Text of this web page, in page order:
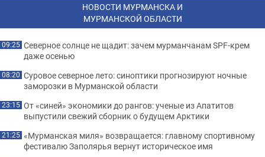
НОВОСТИ МУРМАНСКА И
МУРМАНСКОЙ ОБЛАСТИ
09:25 Северное солнце не щадит: зачем мурманчанам SPF-крем
даже осенью
08:20 Суровое северное лето: синоптики прогнозируют ночные
заморозки в Мурманской области
23:15 От «синей» экономики до рангов: ученые из Апатитов
выпустили свежий сборник о будущем Арктики
21:25 «Мурманская миля» возвращается: главному спортивному
фестивалю Заполярья вернут историческое имя